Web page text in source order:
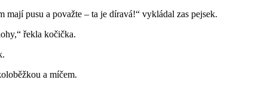
pusu a považte – ta je díravá!“ vykládal zas pejsek.
řekla kočička.